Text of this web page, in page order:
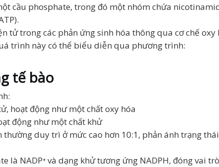
cầu phosphate, trong đó một nhóm chứa
tử trong các phản ứng sinh hóa thông qua cơ chế
trình này có thể biểu diễn qua phương trình:
tế bào
hoạt động như một chất oxy hóa
động như một chất khử
thường duy trì ở mức cao hơn 10:1, phản ánh trạng
là NADP⁺ và dạng khử tương ứng NADPH, đóng vai